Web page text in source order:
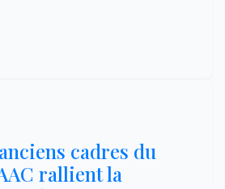
cadres du
rallient la